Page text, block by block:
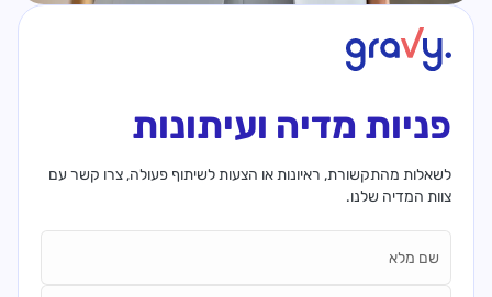
פניות מדיה ועיתונות
לשאלות מהתקשורת, ראיונות או הצעות לשיתוף פעולה, צרו קשר עם
צוות המדיה שלנו.
Name*